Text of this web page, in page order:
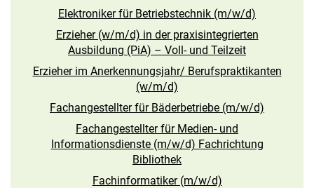
Elektroniker für Betriebstechnik (m/w/d)
Erzieher (w/m/d) in der praxisintegrierten
Ausbildung (PiA) – Voll- und Teilzeit
Erzieher im Anerkennungsjahr/ Berufspraktikanten
(w/m/d)
Fachangestellter für Bäderbetriebe (m/w/d)
Fachangestellter für Medien- und
Informationsdienste (m/w/d) Fachrichtung
Bibliothek
Fachinformatiker (m/w/d)